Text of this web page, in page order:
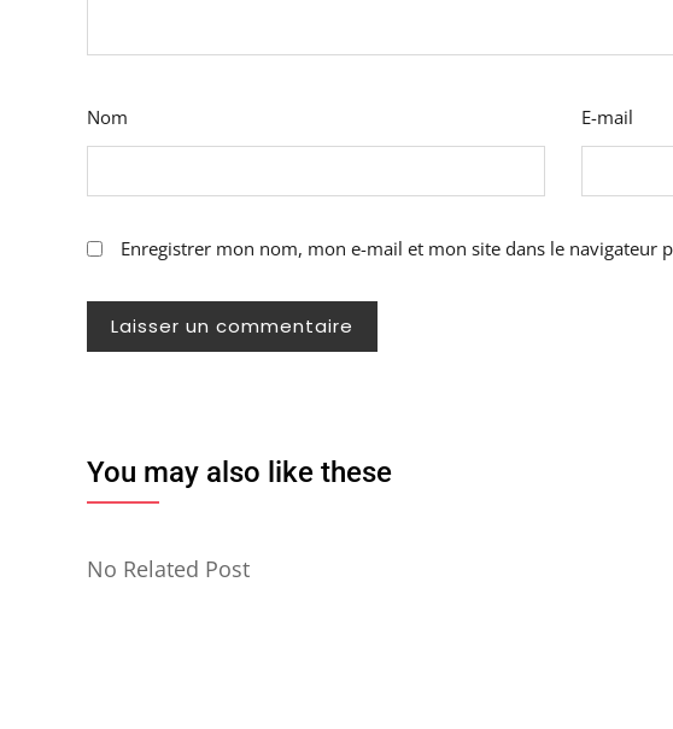
Nom E-mail
Enregistrer mon nom, mon e-mail et mon site dans le navigateur
You may also like these
No Related Post